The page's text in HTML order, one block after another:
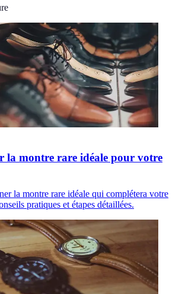
la montre rare idéale pour votre
la montre rare idéale qui complétera votre
pratiques et étapes détaillées.